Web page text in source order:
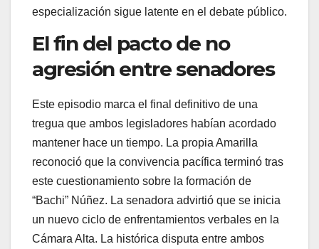
especialización sigue latente en el debate público.
El fin del pacto de no
agresión entre senadores
Este episodio marca el final definitivo de una
tregua que ambos legisladores habían acordado
mantener hace un tiempo. La propia Amarilla
reconoció que la convivencia pacífica terminó tras
este cuestionamiento sobre la formación de
“Bachi” Núñez. La senadora advirtió que se inicia
un nuevo ciclo de enfrentamientos verbales en la
Cámara Alta. La histórica disputa entre ambos